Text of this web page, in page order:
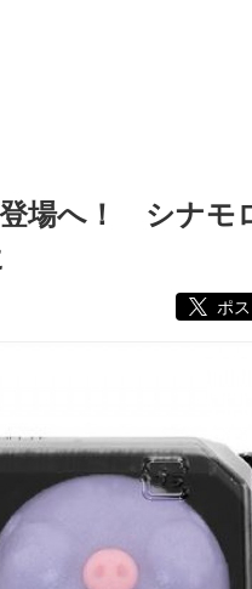
登場へ！ シナモ
ポス